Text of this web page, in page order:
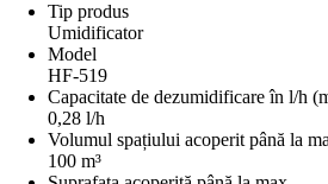
Tip produs
Umidificator
Model
HF-519
Capacitate de dezumidificare în l/h
0,28 l/h
Volumul spațiului acoperit până la
100 m³